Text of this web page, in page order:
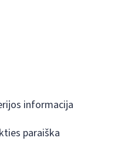
informacija
paraiška